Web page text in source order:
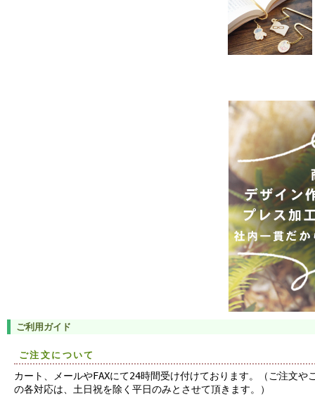
ご利用ガイド
ご注文について
カート、メールやFAXにて24時間受け付けております。（ご注文や
の各対応は、土日祝を除く平日のみとさせて頂きます。）